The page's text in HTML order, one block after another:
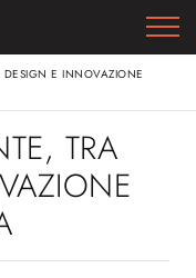
E INNOVAZIONE
TRA